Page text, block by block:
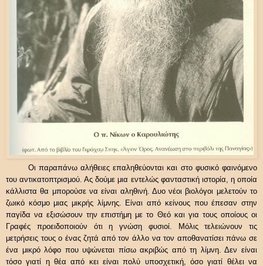
Οι παραπάνω αλήθειες επαληθεύονται και στο φυσικό φαινόμενο
του αντικατοπτρισμού. Ας δούμε μια εντελώς φανταστική ιστορία, η οποία
κάλλιστα θα μπορούσε να είναι αληθινή. Δυο νέοι βιολόγοι μελετούν το
ζωικό κόσμο μιας μικρής λίμνης. Είναι από κείνους που έπεσαν στην
παγίδα να εξισώσουν την επιστήμη με το Θεό και για τους οποίους οι
Γραφές προειδοποιούν ότι η γνώση φυσιοί. Μόλις τελειώνουν τις
μετρήσεις τους ο ένας ζητά από τον άλλο να τον αποθανατίσει πάνω σε
ένα μικρό λόφο που υψώνεται πίσω ακριβώς από τη λίμνη. Δεν είναι
τόσο γιατί η θέα από κει είναι πολύ υποσχετική, όσο γιατί θέλει να